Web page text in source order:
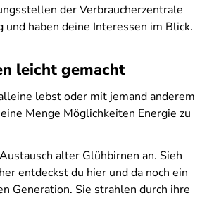
der Verbraucherzentrale
und haben deine Interessen im Blick.
leicht gemacht
lebst oder mit jemand anderem
Menge Möglichkeiten Energie zu
alter Glühbirnen an. Sieh
entdeckst du hier und da noch ein
Generation. Sie strahlen durch ihre